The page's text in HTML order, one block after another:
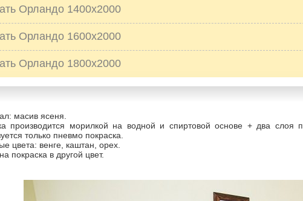
Орландо 1400х2000
Орландо 1600х2000
Орландо 1800х2000
масив ясеня.
производится морилкой на водной и спиртовой основе + два слоя
только пневмо покраска.
цвета: венге, каштан, орех.
покраска в другой цвет.